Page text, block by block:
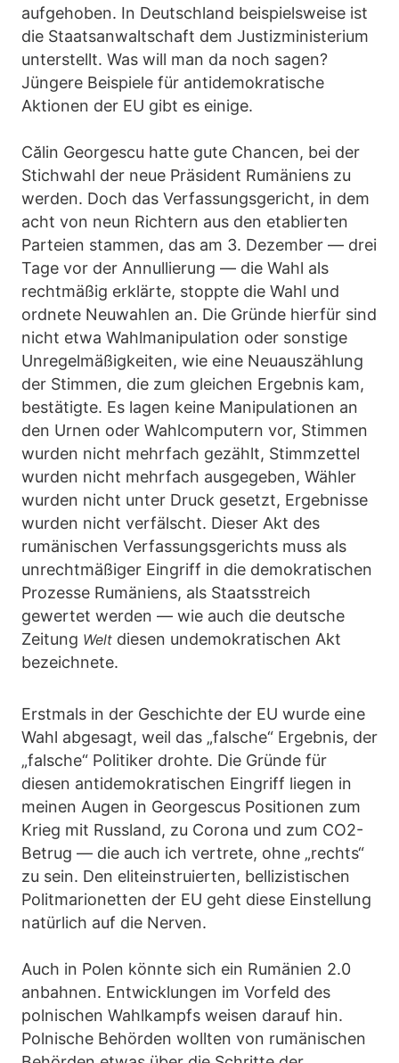
aufgehoben. In Deutschland beispielsweise ist
die Staatsanwaltschaft dem Justizministerium
unterstellt. Was will man da noch sagen?
Jüngere Beispiele für antidemokratische
Aktionen der EU gibt es einige.
Călin Georgescu hatte gute Chancen, bei der
Stichwahl der neue Präsident Rumäniens zu
werden. Doch das Verfassungsgericht, in dem
acht von neun Richtern aus den etablierten
Parteien stammen, das am 3. Dezember — drei
Tage vor der Annullierung — die Wahl als
rechtmäßig erklärte, stoppte die Wahl und
ordnete Neuwahlen an. Die Gründe hierfür sind
nicht etwa Wahlmanipulation oder sonstige
Unregelmäßigkeiten, wie eine Neuauszählung
der Stimmen, die zum gleichen Ergebnis kam,
bestätigte. Es lagen keine Manipulationen an
den Urnen oder Wahlcomputern vor, Stimmen
wurden nicht mehrfach gezählt, Stimmzettel
wurden nicht mehrfach ausgegeben, Wähler
wurden nicht unter Druck gesetzt, Ergebnisse
wurden nicht verfälscht. Dieser Akt des
rumänischen Verfassungsgerichts muss als
unrechtmäßiger Eingriff in die demokratischen
Prozesse Rumäniens, als Staatsstreich
gewertet werden — wie auch die deutsche
Zeitung Welt diesen undemokratischen Akt
bezeichnete.
Erstmals in der Geschichte der EU wurde eine
Wahl abgesagt, weil das „falsche“ Ergebnis, der
„falsche“ Politiker drohte. Die Gründe für
diesen antidemokratischen Eingriff liegen in
meinen Augen in Georgescus Positionen zum
Krieg mit Russland, zu Corona und zum CO2-
Betrug — die auch ich vertrete, ohne „rechts“
zu sein. Den eliteinstruierten, bellizistischen
Politmarionetten der EU geht diese Einstellung
natürlich auf die Nerven.
Auch in Polen könnte sich ein Rumänien 2.0
anbahnen. Entwicklungen im Vorfeld des
polnischen Wahlkampfs weisen darauf hin.
Polnische Behörden wollten von rumänischen